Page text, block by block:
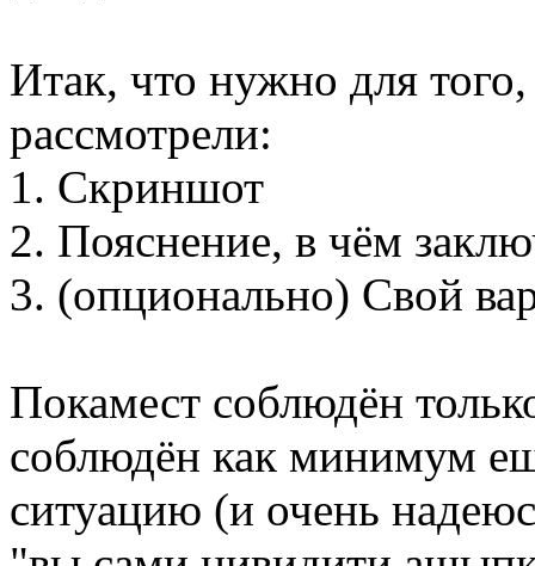
Итак, что нужно для
рассмотрели:
1. Скриншот
2. Пояснение, в чём
3. (опционально) Свой
Покамест соблюдён
соблюдён как минимум
ситуацию (и очень